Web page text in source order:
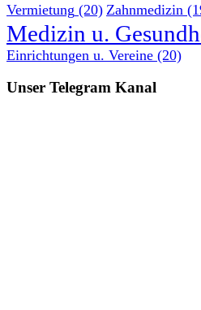
Vermietung (20) Zahnmedizin
Medizin u.
Einrichtungen u. Vereine (20)
Unser Telegram Kanal